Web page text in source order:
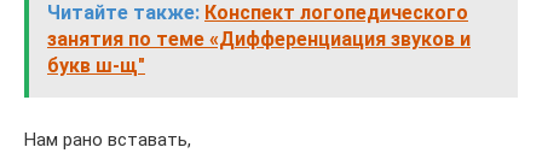
Читайте также: Конспект логопедического
занятия по теме «Дифференциация звуков и
букв ш-щ"
Нам рано вставать,